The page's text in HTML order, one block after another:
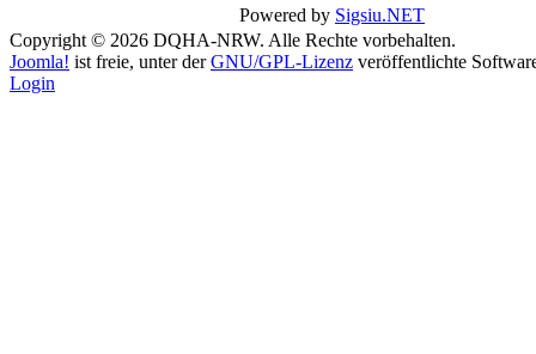
Powered by Sigsiu.NET
Copyright © 2026 DQHA-NRW. Alle Rechte vorbehalten.
Joomla! ist freie, unter derGNU/GPL-Lizenz veröffentlichte
Login